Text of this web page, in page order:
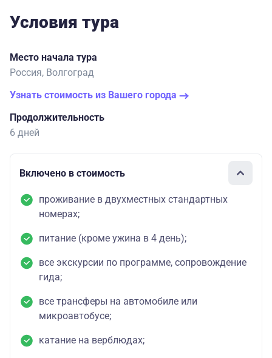
Условия тура
Место начала тура
Россия, Волгоград
Узнать стоимость из Вашего города
Продолжительность
6 дней
Включено в стоимость
проживание в двухместных стандартных
номерах;
питание (кроме ужина в 4 день);
все экскурсии по программе, сопровождение
гида;
все трансферы на автомобиле или
микроавтобусе;
катание на верблюдах;